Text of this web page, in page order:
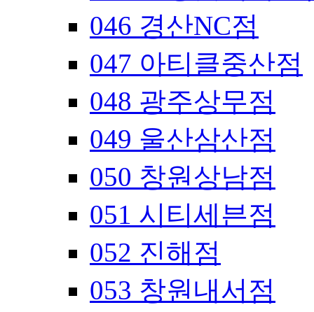
046 경산NC점
047 아티클중산점
048 광주상무점
049 울산삼산점
050 창원상남점
051 시티세븐점
052 진해점
053 창원내서점